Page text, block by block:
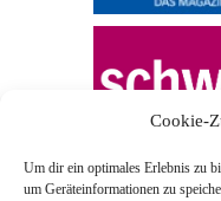
Cookie-
Um dir ein optimales Erlebnis zu
um Geräteinformationen zu